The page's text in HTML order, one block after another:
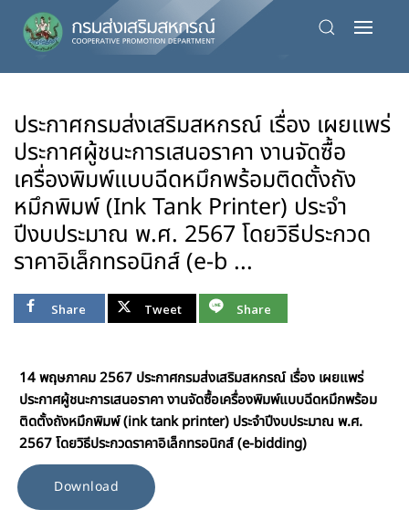
Skip
to
content
ประกาศกรมส่งเสริมสหกรณ์ เรื่อง เผยแพร่
ประกาศผู้ชนะการเสนอราคา งานจัดซื้อ
เครื่องพิมพ์แบบฉีดหมึกพร้อมติดตั้งถัง
หมึกพิมพ์ (Ink Tank Printer) ประจำ
ปีงบประมาณ พ.ศ. 2567 โดยวิธีประกวด
ราคาอิเล็กทรอนิกส์ (e-b ...
Share Tweet Share
14 พฤษภาคม 2567 ประกาศกรมส่งเสริมสหกรณ์ เรื่อง เผยแพร่
ประกาศผู้ชนะการเสนอราคา งานจัดซื้อเครื่องพิมพ์แบบฉีดหมึกพร้อม
ติดตั้งถังหมึกพิมพ์ (ink tank printer) ประจำปีงบประมาณ พ.ศ.
2567 โดยวิธีประกวดราคาอิเล็กทรอนิกส์ (e-bidding)
Download